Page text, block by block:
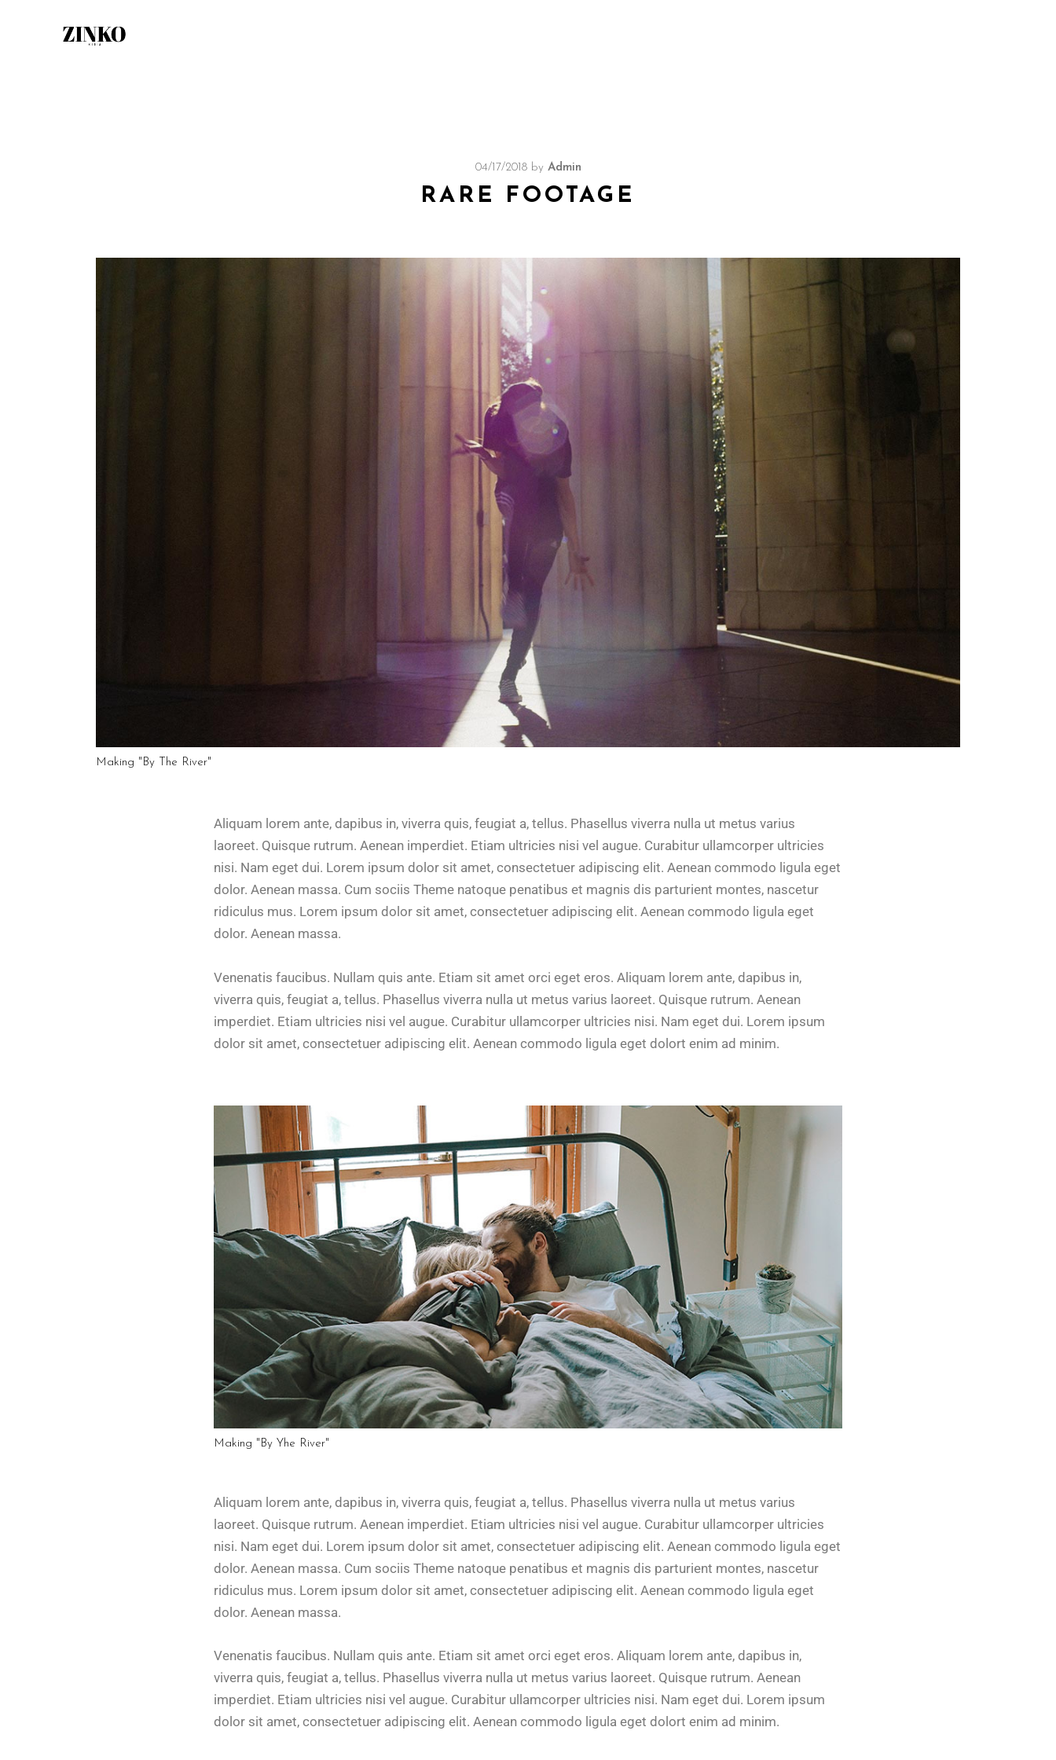
04/17/2018 by Admin
RARE FOOTAGE
Making "By The River"
Aliquam lorem ante, dapibus in, viverra quis, feugiat a, tellus. Phasellus viverra nulla ut metus varius
laoreet. Quisque rutrum. Aenean imperdiet. Etiam ultricies nisi vel augue. Curabitur ullamcorper ultricies
nisi. Nam eget dui. Lorem ipsum dolor sit amet, consectetuer adipiscing elit. Aenean commodo ligula eget
dolor. Aenean massa. Cum sociis Theme natoque penatibus et magnis dis parturient montes, nascetur
ridiculus mus. Lorem ipsum dolor sit amet, consectetuer adipiscing elit. Aenean commodo ligula eget
dolor. Aenean massa.
Venenatis faucibus. Nullam quis ante. Etiam sit amet orci eget eros. Aliquam lorem ante, dapibus in,
viverra quis, feugiat a, tellus. Phasellus viverra nulla ut metus varius laoreet. Quisque rutrum. Aenean
imperdiet. Etiam ultricies nisi vel augue. Curabitur ullamcorper ultricies nisi. Nam eget dui. Lorem ipsum
dolor sit amet, consectetuer adipiscing elit. Aenean commodo ligula eget dolort enim ad minim.
Making "By Yhe River"
Aliquam lorem ante, dapibus in, viverra quis, feugiat a, tellus. Phasellus viverra nulla ut metus varius
laoreet. Quisque rutrum. Aenean imperdiet. Etiam ultricies nisi vel augue. Curabitur ullamcorper ultricies
nisi. Nam eget dui. Lorem ipsum dolor sit amet, consectetuer adipiscing elit. Aenean commodo ligula eget
dolor. Aenean massa. Cum sociis Theme natoque penatibus et magnis dis parturient montes, nascetur
ridiculus mus. Lorem ipsum dolor sit amet, consectetuer adipiscing elit. Aenean commodo ligula eget
dolor. Aenean massa.
Venenatis faucibus. Nullam quis ante. Etiam sit amet orci eget eros. Aliquam lorem ante, dapibus in,
viverra quis, feugiat a, tellus. Phasellus viverra nulla ut metus varius laoreet. Quisque rutrum. Aenean
imperdiet. Etiam ultricies nisi vel augue. Curabitur ullamcorper ultricies nisi. Nam eget dui. Lorem ipsum
dolor sit amet, consectetuer adipiscing elit. Aenean commodo ligula eget dolort enim ad minim.